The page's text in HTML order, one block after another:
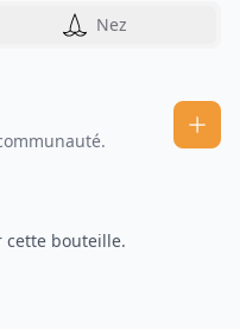
Nez
cette bouteille.